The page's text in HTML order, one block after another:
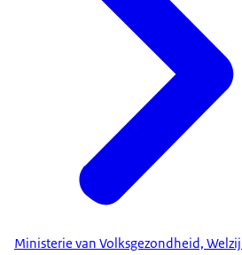
Ministerie van Volksgezondheid,